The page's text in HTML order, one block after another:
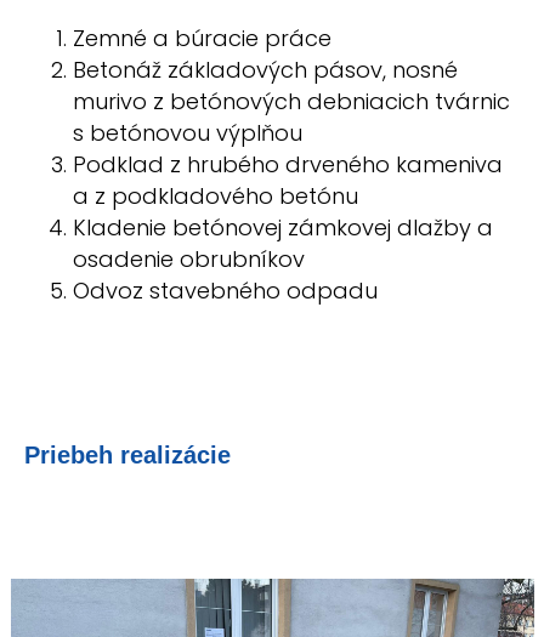
Zemné a búracie práce
Betonáž základových pásov, nosné
murivo z betónových debniacich tvárnic
s betónovou výplňou
Podklad z hrubého drveného kameniva
a z podkladového betónu
Kladenie betónovej zámkovej dlažby a
osadenie obrubníkov
Odvoz stavebného odpadu
Priebeh realizácie